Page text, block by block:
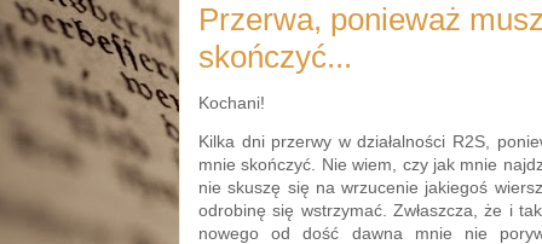
Przerwa, ponieważ
skończyć...
Kochani!
Kilka dni przerwy w działalności R2S,
mnie skończyć. Nie wiem, czy jak mnie
nie skuszę się na wrzucenie jakiegoś
odrobinę się wstrzymać. Zwłaszcza, że i
nowego od dość dawna mnie nie